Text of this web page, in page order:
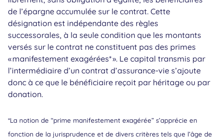
de l’épargne accumulée sur le contrat. Cette
désignation est indépendante des règles
successorales, à la seule condition que les montants
versés sur le contrat ne constituent pas des primes
« manifestement exagérées* ». Le capital transmis par
l’intermédiaire d’un contrat d’assurance-vie s’ajoute
donc à ce que le bénéficiaire reçoit par héritage ou par
donation.
*La notion de “prime manifestement exagérée” s’apprécie en
fonction de la jurisprudence et de divers critères tels que l’âge de